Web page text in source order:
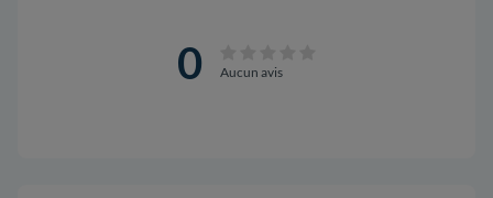
0 Aucun avis